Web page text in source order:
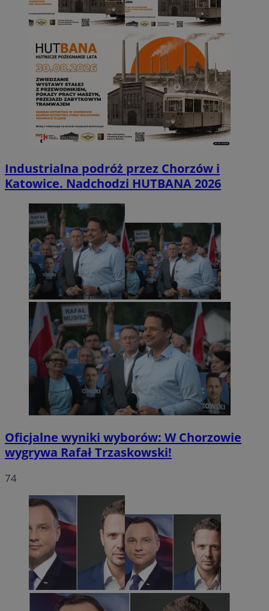
Industrialna podróż przez Chorzów i
Katowice. Nadchodzi HUTBANA 2026
Oficjalne wyniki wyborów: W Chorzowie
wygrywa Rafał Trzaskowski!
74